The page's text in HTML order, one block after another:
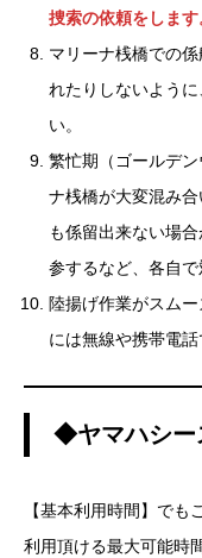
捜索の依頼をします
マリーナ桟橋での
れたりしないよう
い。
繁忙期（ゴールデ
ナ桟橋が大変混み
も係留出来ない場
参するなど、各自で
陸揚げ作業がスム
には無線や携帯電話
◆ヤマハシー
【基本利用時間】で
利用頂ける最大可能時